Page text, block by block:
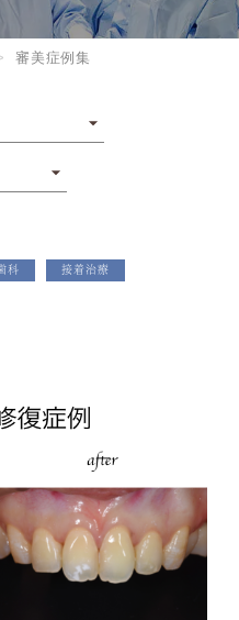
審美症例集
科 接着治療